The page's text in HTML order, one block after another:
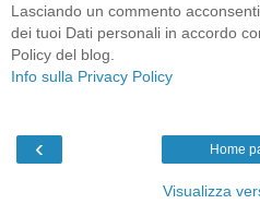
Lasciando un commento
dei tuoi Dati personali in accordo
Policy del blog.
Info sulla Privacy Policy
‹ Home
Visualizza